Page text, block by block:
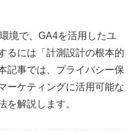
境で、GA4を活用したユ
るには「計測設計の根本的
記事では、プライバシー保
ーケティングに活用可能な
を解説します。